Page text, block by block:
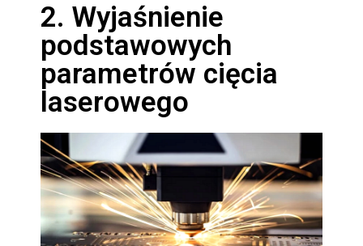
2. Wyjaśnienie
podstawowych
parametrów cięcia
laserowego